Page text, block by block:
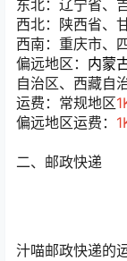
东北：辽宁省、
西北：陕西省、
西南：重庆市、
偏远地区： 内蒙
自治区、西藏自
运费：常规地区
偏远地区运费：
二、邮政快递
汁喵邮政快递的